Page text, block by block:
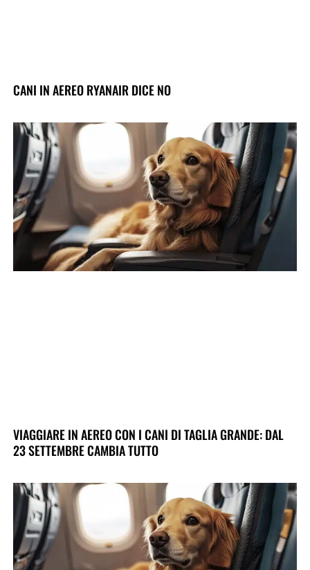
CANI IN AEREO RYANAIR DICE NO
VIAGGIARE IN AEREO CON I CANI DI TAGLIA GRANDE: DAL
23 SETTEMBRE CAMBIA TUTTO